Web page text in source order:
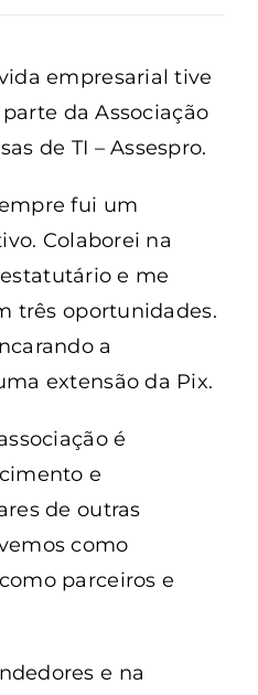
empresarial tive
da Associação
de TI – Assespro.
fui um
Colaborei na
e me
três oportunidades.
a
extensão da Pix.
é
e
de outras
como
parceiros e
e na